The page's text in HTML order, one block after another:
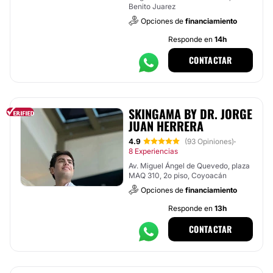
Benito Juarez
Opciones de financiamiento
Responde en 14h
CONTACTAR
SKINGAMA BY DR. JORGE
JUAN HERRERA
4.9 (93 Opiniones)·
8 Experiencias
Av. Miguel Ángel de Quevedo, plaza
MAQ 310, 2o piso, Coyoacán
Opciones de financiamiento
Responde en 13h
CONTACTAR